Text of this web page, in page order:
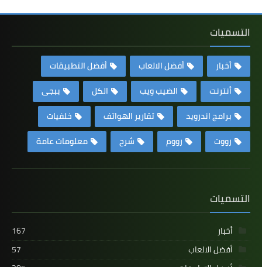
التسميات
أخبار أفضل الالعاب
أفضل التطبيقات
أنترنت
الضيب ويب الكل
ببجى
برامج اندرويد
تقارير الهواتف
خلفيات
رووت
رووم شرح معلومات عامة
التسميات
أخبار
167
أفضل الالعاب
57